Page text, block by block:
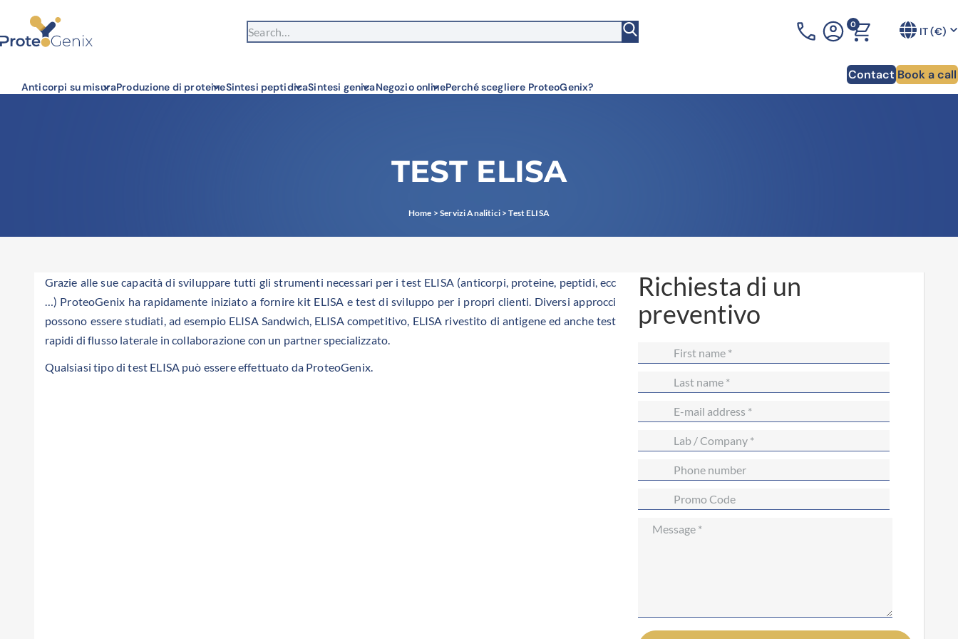
local pricing and tax details in USD.
Close
+33 (0)3 90 20 54 70
0
IT (€)
Anticorpi su misuraProduzione di proteineSintesi peptidicaSintesi genicaNegozio onlinePerché scegliere ProteoGenix?
Contact Book a call
TEST ELISA
Home >Servizi Analitici>Test ELISA
Grazie alle sue capacità di sviluppare tutti gli strumenti necessari per i test ELISA (anticorpi, proteine, peptidi, ecc
…) ProteoGenix ha rapidamente iniziato a fornire kit ELISA e test di sviluppo per i propri clienti. Diversi approcci
possono essere studiati, ad esempio ELISA Sandwich, ELISA competitivo, ELISA rivestito di antigene ed anche test
rapidi di flusso laterale in collaborazione con un partner specializzato.
Qualsiasi tipo di test ELISA può essere effettuato da ProteoGenix.
Richiesta di un
preventivo